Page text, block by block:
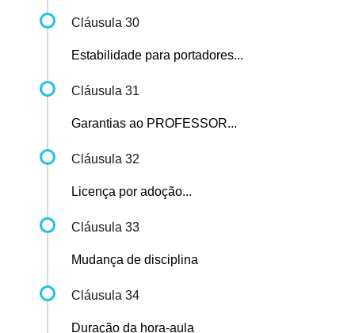
Cláusula 30
Estabilidade para portadores...
Cláusula 31
Garantias ao PROFESSOR...
Cláusula 32
Licença por adoção...
Cláusula 33
Mudança de disciplina
Cláusula 34
Duração da hora-aula